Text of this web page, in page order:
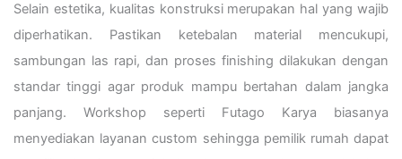
Selain estetika, kualitas konstruksi merupakan hal yang wajib
diperhatikan. Pastikan ketebalan material mencukupi,
sambungan las rapi, dan proses finishing dilakukan dengan
standar tinggi agar produk mampu bertahan dalam jangka
panjang. Workshop seperti Futago Karya biasanya
menyediakan layanan custom sehingga pemilik rumah dapat